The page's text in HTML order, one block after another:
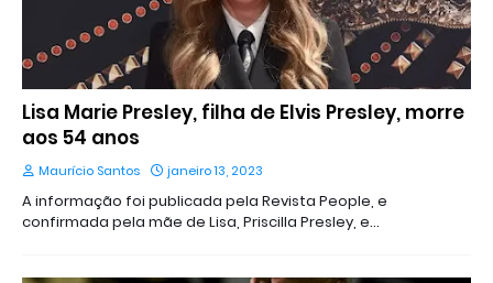
Lisa Marie Presley, filha de Elvis Presley, morre
aos 54 anos
Maurício Santos janeiro 13, 2023
A informação foi publicada pela Revista People, e
confirmada pela mãe de Lisa, Priscilla Presley, e…